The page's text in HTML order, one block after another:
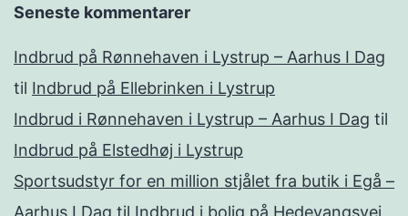
Seneste kommentarer
Indbrud på Rønnehaven i Lystrup – Aarhus I Dag
til Indbrud på Ellebrinken i Lystrup
Indbrud i Rønnehaven i Lystrup – Aarhus I Dag til
Indbrud på Elstedhøj i Lystrup
Sportsudstyr for en million stjålet fra butik i Egå –
Aarhus I Dag til Indbrud i bolig på Hedevangsvej